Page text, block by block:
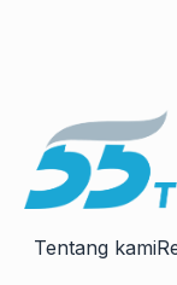
Tentang kami